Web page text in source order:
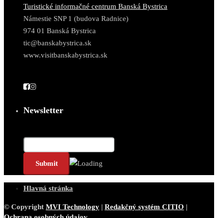
Turistické informačné centrum Banská Bystrica
Námestie SNP 1 (budova Radnice)
974 01 Banská Bystrica
tic@banskabystrica.sk
www.visitbanskabystrica.sk
Newsletter
Hlavná stránka
© Copyright MVI Technology | Redakčný systém CITIO |